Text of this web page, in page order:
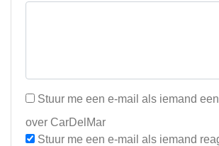
Stuur me een e-mail als iemand
over CarDelMar
Stuur me een e-mail als iemand